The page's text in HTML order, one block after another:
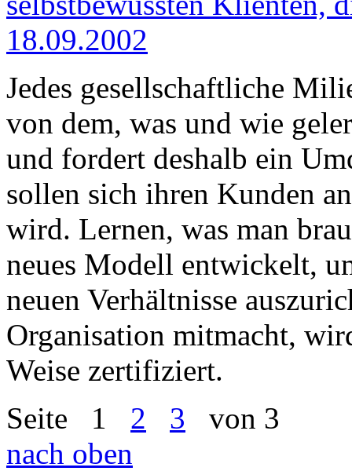
18.09.2002
Jedes gesellschaftliche
von dem, was und wie
und fordert deshalb ein
sollen sich ihren Kunden
wird. Lernen, was man
neues Modell entwickelt,
neuen Verhältnisse
Organisation mitmacht,
Weise zertifiziert.
Seite 1 2 3 von 3
nach oben